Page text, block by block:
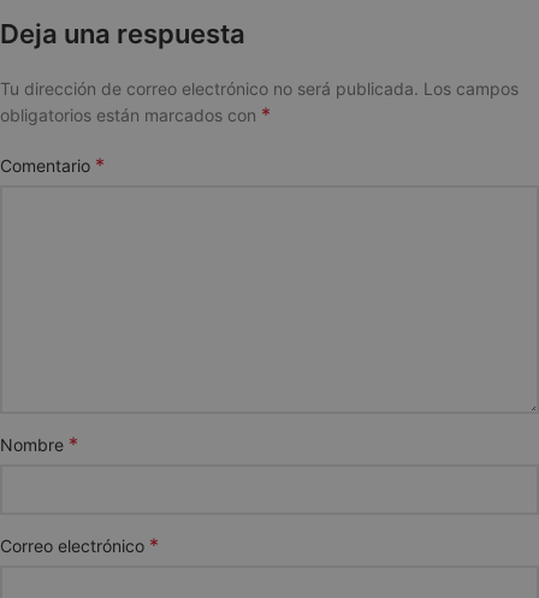
Deja una respuesta
Tu dirección de correo electrónico no será publicada. Los campos
obligatorios están marcados con *
Comentario *
Nombre *
Correo electrónico *